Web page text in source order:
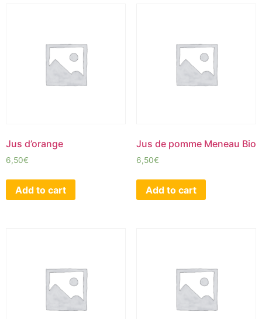
Jus d’orange
6,50€
Add to cart
Jus de pomme Meneau Bio
6,50€
Add to cart